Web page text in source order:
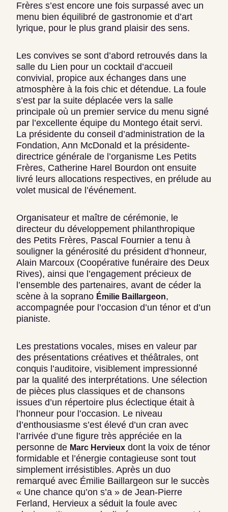
Frères s’est encore une fois surpassé avec un
menu bien équilibré de gastronomie et d’art
lyrique, pour le plus grand plaisir des sens.
Les convives se sont d’abord retrouvés dans la
salle du Lien pour un cocktail d’accueil
convivial, propice aux échanges dans une
atmosphère à la fois chic et détendue. La foule
s’est par la suite déplacée vers la salle
principale où un premier service du menu signé
par l’excellente équipe du Montego était servi.
La présidente du conseil d’administration de la
Fondation, Ann McDonald et la présidente-
directrice générale de l’organisme Les Petits
Frères, Catherine Harel Bourdon ont ensuite
livré leurs allocations respectives, en prélude au
volet musical de l’événement.
Organisateur et maître de cérémonie, le
directeur du développement philanthropique
des Petits Frères, Pascal Fournier a tenu à
souligner la générosité du président d’honneur,
Alain Marcoux (Coopérative funéraire des Deux
Rives), ainsi que l’engagement précieux de
l’ensemble des partenaires, avant de céder la
scène à la soprano Émilie Baillargeon,
accompagnée pour l’occasion d’un ténor et d’un
pianiste.
Les prestations vocales, mises en valeur par
des présentations créatives et théâtrales, ont
conquis l’auditoire, visiblement impressionné
par la qualité des interprétations. Une sélection
de pièces plus classiques et de chansons
issues d’un répertoire plus éclectique était à
l’honneur pour l’occasion. Le niveau
d’enthousiasme s’est élevé d’un cran avec
l’arrivée d’une figure très appréciée en la
personne de Marc Hervieux dont la voix de ténor
formidable et l’énergie contagieuse sont tout
simplement irrésistibles. Après un duo
remarqué avec Émilie Baillargeon sur le succès
« Une chance qu’on s’a » de Jean-Pierre
Ferland, Hervieux a séduit la foule avec